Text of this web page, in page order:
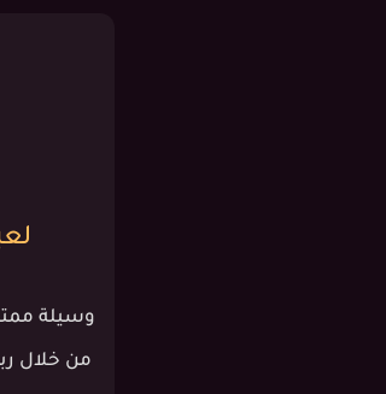
لعبة 4 صور
وسيلة
من خلال